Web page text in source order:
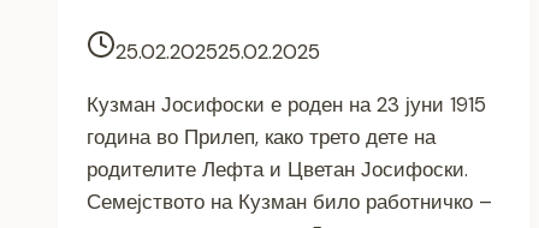
25.02.202525.02.2025
Кузман Јосифоски е роден на 23 јуни 1915
година во Прилеп, како трето дете на
родителите Лефта и Цветан Јосифоски.
Семејството на Кузман било работничко –